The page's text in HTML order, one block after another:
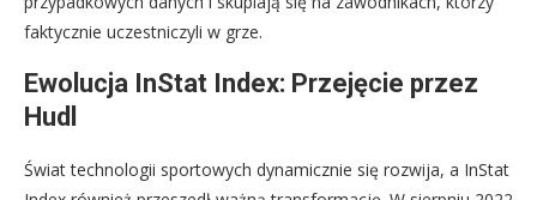
faktycznie uczestniczyli w grze.
Ewolucja InStat Index: Przejęcie przez
Hudl
Świat technologii sportowych dynamicznie się rozwija, a InStat